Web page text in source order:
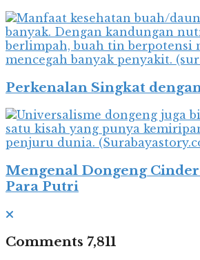
Perkenalan Singkat
Mengenal Dongeng
Para Putri
Comments 7,811